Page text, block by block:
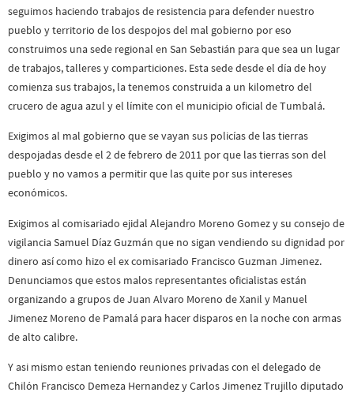
seguimos haciendo trabajos de resistencia para defender nuestro
pueblo y territorio de los despojos del mal gobierno por eso
construimos una sede regional en San Sebastián para que sea un lugar
de trabajos, talleres y comparticiones. Esta sede desde el día de hoy
comienza sus trabajos, la tenemos construida a un kilometro del
crucero de agua azul y el límite con el municipio oficial de Tumbalá.
Exigimos al mal gobierno que se vayan sus policías de las tierras
despojadas desde el 2 de febrero de 2011 por que las tierras son del
pueblo y no vamos a permitir que las quite por sus intereses
económicos.
Exigimos al comisariado ejidal Alejandro Moreno Gomez y su consejo de
vigilancia Samuel Díaz Guzmán que no sigan vendiendo su dignidad por
dinero así como hizo el ex comisariado Francisco Guzman Jimenez.
Denunciamos que estos malos representantes oficialistas están
organizando a grupos de Juan Alvaro Moreno de Xanil y Manuel
Jimenez Moreno de Pamalá para hacer disparos en la noche con armas
de alto calibre.
Y asi mismo estan teniendo reuniones privadas con el delegado de
Chilón Francisco Demeza Hernandez y Carlos Jimenez Trujillo diputado